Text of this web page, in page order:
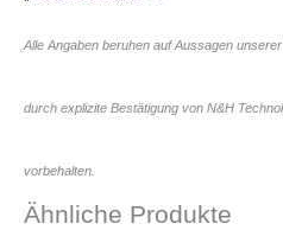
Alle Angaben beruhen auf Aussagen
durch explizite Bestätigung von N&H
vorbehalten.
Ähnliche Produkte